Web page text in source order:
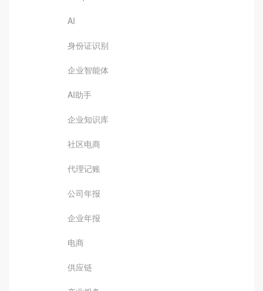
AI
身份证识别
企业智能体
AI助手
企业知识库
社区电商
代理记账
公司年报
企业年报
电商
供应链